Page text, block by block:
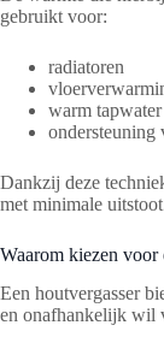
gebruikt voor:
radiatoren
warm tapwater
ondersteuning
Dankzij deze
met minimale
Waarom kiezen voor
Een houtvergasser
en onafhankelijk wil